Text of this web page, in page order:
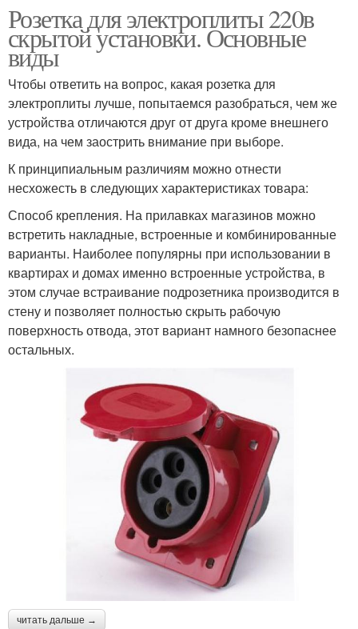
Розетка для электроплиты 220в
скрытой установки. Основные
виды
Чтобы ответить на вопрос, какая розетка для
электроплиты лучше, попытаемся разобраться, чем же
устройства отличаются друг от друга кроме внешнего
вида, на чем заострить внимание при выборе.
К принципиальным различиям можно отнести
несхожесть в следующих характеристиках товара:
Способ крепления. На прилавках магазинов можно
встретить накладные, встроенные и комбинированные
варианты. Наиболее популярны при использовании в
квартирах и домах именно встроенные устройства, в
этом случае встраивание подрозетника производится в
стену и позволяет полностью скрыть рабочую
поверхность отвода, этот вариант намного безопаснее
остальных.
читать дальше →